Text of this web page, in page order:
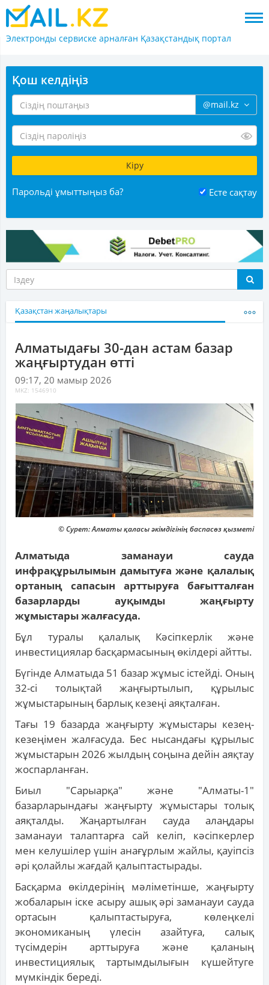
Электронды сервиске арналған Қазақстандық портал
Қош келдіңіз
@mail.kz
Парольді ұмыттыңыз ба? Есте сақтау
Қазақстан жаңалықтары
Алматыдағы 30-дан астам базар
жаңғыртудан өтті
09:17, 20 мамыр 2026
MKZ: 1546910
© Сурет: Алматы қаласы әкімдігінің баспасөз қызметі
Алматыда заманауи сауда
инфрақұрылымын дамытуға және қалалық
ортаның сапасын арттыруға бағытталған
базарларды ауқымды жаңғырту
жұмыстары жалғасуда.
Бұл туралы қалалық Кәсіпкерлік және
инвестициялар басқармасының өкілдері айтты.
Бүгінде Алматыда 51 базар жұмыс істейді. Оның
32-сі толықтай жаңғыртылып, құрылыс
жұмыстарының барлық кезеңі аяқталған.
Тағы 19 базарда жаңғырту жұмыстары кезең-
кезеңімен жалғасуда. Бес нысандағы құрылыс
жұмыстарын 2026 жылдың соңына дейін аяқтау
жоспарланған.
Биыл "Сарыарқа" және "Алматы-1"
базарларындағы жаңғырту жұмыстары толық
аяқталды. Жаңартылған сауда алаңдары
заманауи талаптарға сай келіп, кәсіпкерлер
мен келушілер үшін анағұрлым жайлы, қауіпсіз
әрі қолайлы жағдай қалыптастырады.
Басқарма өкілдерінің мәліметінше, жаңғырту
жобаларын іске асыру ашық әрі заманауи сауда
ортасын қалыптастыруға, көлеңкелі
экономиканың үлесін азайтуға, салық
түсімдерін арттыруға және қаланың
инвестициялық тартымдылығын күшейтуге
мүмкіндік береді.